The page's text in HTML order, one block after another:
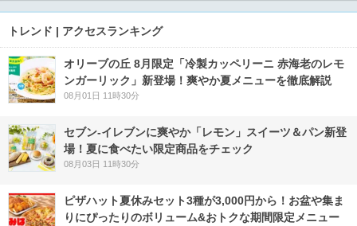
トレンド | アクセスランキング
オリーブの丘 8月限定「冷製カッペリーニ 赤海老のレモ
ンガーリック」新登場！爽やか夏メニューを徹底解説
08月01日 11時30分
セブン‐イレブンに爽やか「レモン」スイーツ＆パン新登
場！夏に食べたい限定商品をチェック
08月03日 11時30分
ピザハット夏休みセット3種が3,000円から！お盆や集ま
りにぴったりのボリューム&おトクな期間限定メニュー